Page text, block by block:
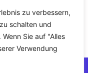
zu verbessern,
schalten und
Sie auf "Alles
Verwendung